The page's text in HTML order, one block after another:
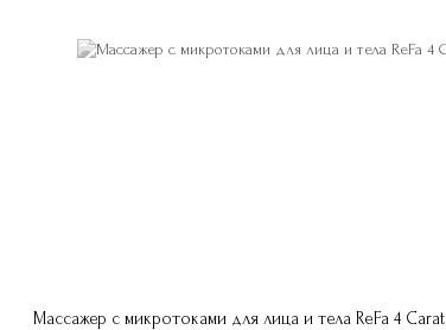
Массажер с микротоками для лица и тела ReFa 4 Carat